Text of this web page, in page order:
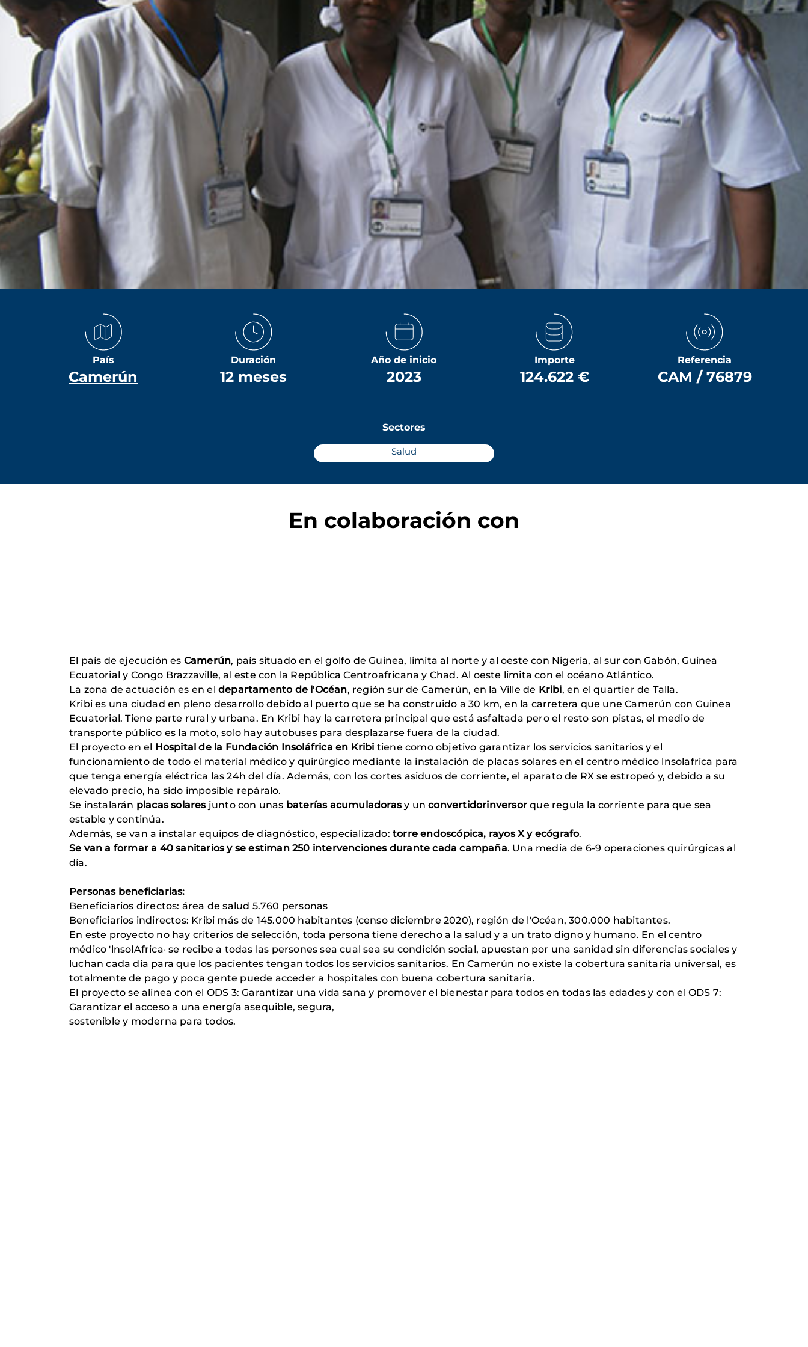
País
Camerún
Duración
12 meses
Año de inicio
2023
Importe
124.622 €
Referencia
CAM / 76879
Sectores
Salud
En colaboración con
El país de ejecución es Camerún, país situado en el golfo de Guinea, limita al norte y al oeste con Nigeria, al sur con Gabón, Guinea
Ecuatorial y Congo Brazzaville, al este con la República Centroafricana y Chad. Al oeste limita con el océano Atlántico.
La zona de actuación es en el departamento de l'Océan, región sur de Camerún, en la Ville de Kribi, en el quartier de Talla.
Kribi es una ciudad en pleno desarrollo debido al puerto que se ha construido a 30 km, en la carretera que une Camerún con Guinea
Ecuatorial. Tiene parte rural y urbana. En Kribi hay la carretera principal que está asfaltada pero el resto son pistas, el medio de
transporte público es la moto, solo hay autobuses para desplazarse fuera de la ciudad.
El proyecto en el Hospital de la Fundación Insoláfrica en Kribi tiene como objetivo garantizar los servicios sanitarios y el
funcionamiento de todo el material médico y quirúrgico mediante la instalación de placas solares en el centro médico lnsolafrica para
que tenga energía eléctrica las 24h del día. Además, con los cortes asiduos de corriente, el aparato de RX se estropeó y, debido a su
elevado precio, ha sido imposible repáralo.
Se instalarán placas solaresjunto con unas baterías acumuladorasy unconvertidor­inversorque regula la corriente para que sea
estable y continúa.
Además, se van a instalar equipos de diagnóstico, especializado: torre endoscópica, rayos X y ecógrafo.
Se van a formar a 40 sanitarios y se estiman 250 intervenciones durante cada campaña. Una media de 6-9 operaciones quirúrgicas al
día.
Personas beneficiarias:
Beneficiarios directos: área de salud 5.760 personas
Beneficiarios indirectos: Kribi más de 145.000 habitantes (censo diciembre 2020), región de l'Océan, 300.000 habitantes.
En este proyecto no hay criterios de selección, toda persona tiene derecho a la salud y a un trato digno y humano. En el centro
médico 'lnsolAfrica· se recibe a todas las persones sea cual sea su condición social, apuestan por una sanidad sin diferencias sociales y
luchan cada día para que los pacientes tengan todos los servicios sanitarios. En Camerún no existe la cobertura sanitaria universal, es
totalmente de pago y poca gente puede acceder a hospitales con buena cobertura sanitaria.
El proyecto se alinea con el ODS 3: Garantizar una vida sana y promover el bienestar para todos en todas las edades y con el ODS 7:
Garantizar el acceso a una energía asequible, segura,
sostenible y moderna para todos.